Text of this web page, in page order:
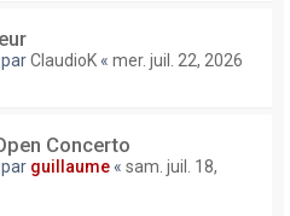
ClaudioK « mer. juil. 22, 2026
Concerto
guillaume « sam. juil. 18,